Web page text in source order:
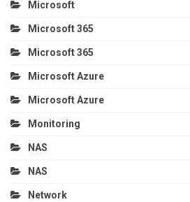
Microsoft
Microsoft 365
Microsoft 365
Microsoft Azure
Microsoft Azure
Monitoring
NAS
NAS
Network